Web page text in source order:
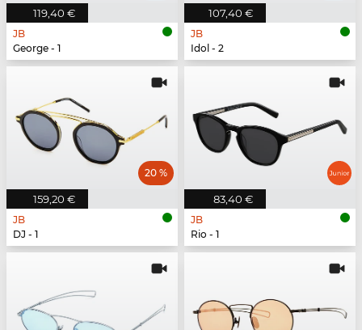
119,40 €
JB
George - 1
107,40 €
JB
Idol - 2
159,20 €
20 %
JB
DJ - 1
83,40 €
JB
Rio - 1